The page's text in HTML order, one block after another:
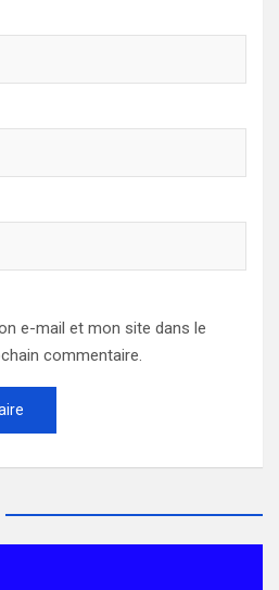
e-mail et mon site dans le
commentaire.